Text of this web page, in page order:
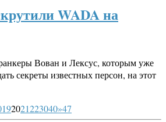
WADA на
Вован и Лексус, которым уже
секреты известных персон, на этот
192021223040»47